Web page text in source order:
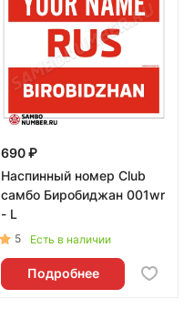
690 ₽
Наспинный номер Club
самбо Биробиджан 001wr
- L
5 Есть в наличии
Подробнее